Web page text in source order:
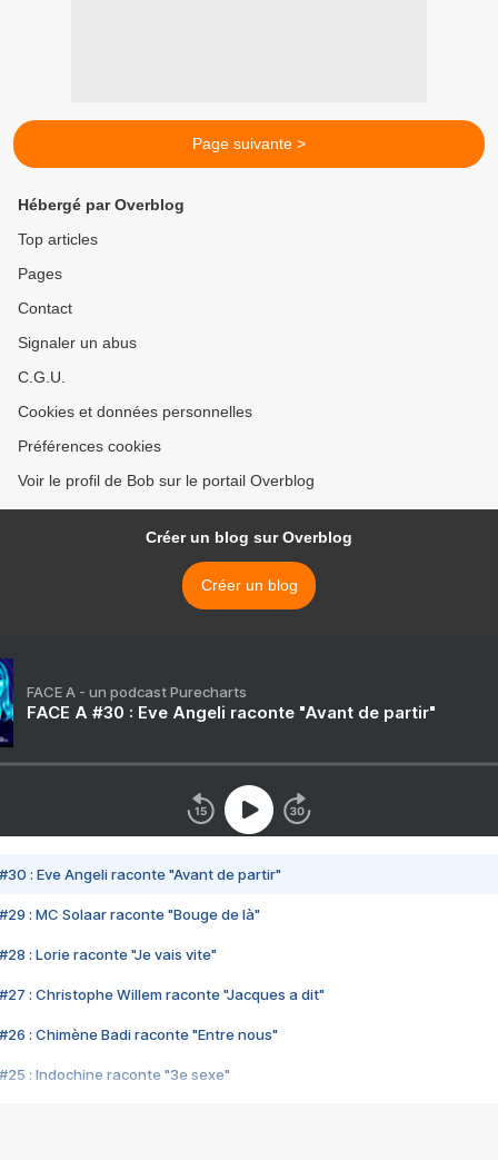
Page suivante >
Hébergé par Overblog
Top articles
Pages
Contact
Signaler un abus
C.G.U.
Cookies et données personnelles
Préférences cookies
Voir le profil de Bob sur le portail Overblog
Créer un blog sur Overblog
Créer un blog
FACE A - un podcast Purecharts
FACE A #30 : Eve Angeli raconte "Avant de partir"
#30 : Eve Angeli raconte "Avant de partir"
#29 : MC Solaar raconte "Bouge de là"
#28 : Lorie raconte "Je vais vite"
#27 : Christophe Willem raconte "Jacques a dit"
#26 : Chimène Badi raconte "Entre nous"
#25 : Indochine raconte "3e sexe"